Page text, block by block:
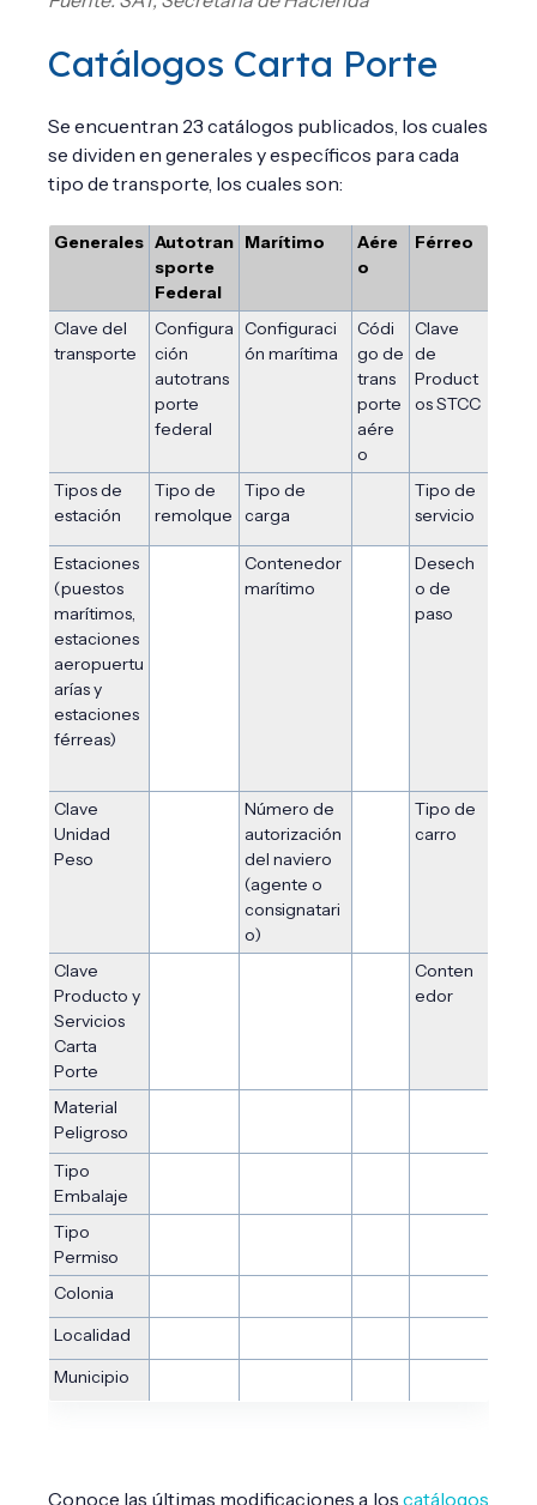
Catálogos Carta Porte
Se encuentran 23 catálogos publicados, los cuales
se dividen en generales y específicos para cada
tipo de transporte, los cuales son:
Generales Autotran
sporte
Federal
Marítimo
Aére
o
Férreo
Clave del
transporte
Configura
ción
autotrans
porte
federal
Configuraci
ón marítima
Códi
go de
trans
porte
aére
o
Clave
de
Product
os STCC
Tipos de
estación
Tipo de
remolque
Tipo de
carga
Tipo de
servicio
Estaciones
(puestos
marítimos,
estaciones
aeropuertu
arías y
estaciones
férreas)
Contenedor
marítimo
Desech
o de
paso
Clave
Unidad
Peso
Número de
autorización
del naviero
(agente o
consignatari
o)
Tipo de
carro
Clave
Producto y
Servicios
Carta
Porte
Conten
edor
Material
Peligroso
Tipo
Embalaje
Tipo
Permiso
Colonia
Localidad
Municipio
Conoce las últimas modificaciones a los catálogos